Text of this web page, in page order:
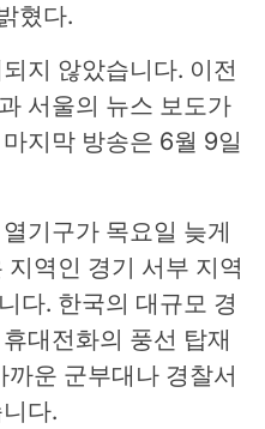
혔다.
지 않았습니다. 이전
서울의 뉴스 보도가
지막 방송은 6월 9일
기구가 목요일 늦게
역인 경기 서부 지역
다. 한국의 대규모 경
대전화의 풍선 탑재
운 군부대나 경찰서
다.